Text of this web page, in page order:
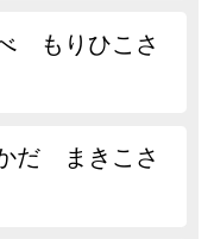
もりひこさ
だ まきこさ